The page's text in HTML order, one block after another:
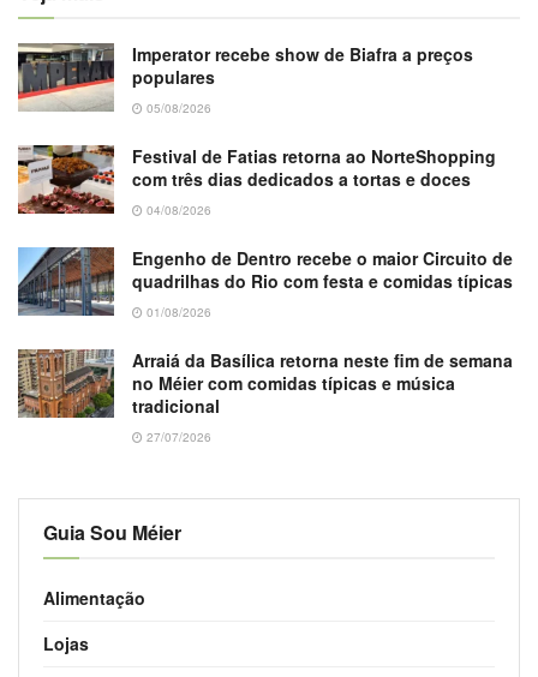
Imperator recebe show de Biafra a preços
populares
05/08/2026
Festival de Fatias retorna ao NorteShopping
com três dias dedicados a tortas e doces
04/08/2026
Engenho de Dentro recebe o maior Circuito de
quadrilhas do Rio com festa e comidas típicas
01/08/2026
Arraiá da Basílica retorna neste fim de semana
no Méier com comidas típicas e música
tradicional
27/07/2026
Guia Sou Méier
Alimentação
Lojas